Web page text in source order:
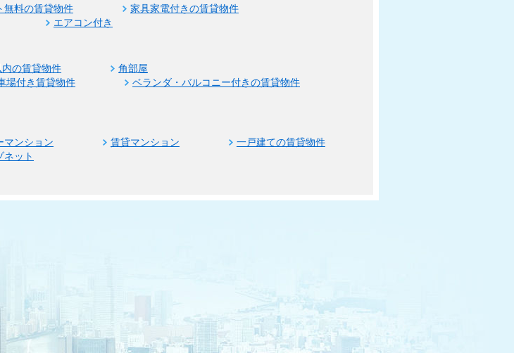
無料の賃貸物件
家具家電付きの賃貸物件
エアコン付き
の賃貸物件
角部屋
場付き賃貸物件
ベランダ・バルコニー付きの賃貸物件
マンション 賃貸マンション
一戸建ての賃貸物件
ネット